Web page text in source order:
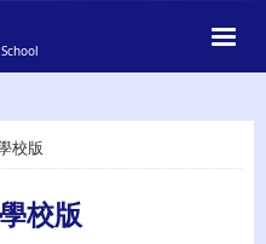
之王學校版
校版
校版